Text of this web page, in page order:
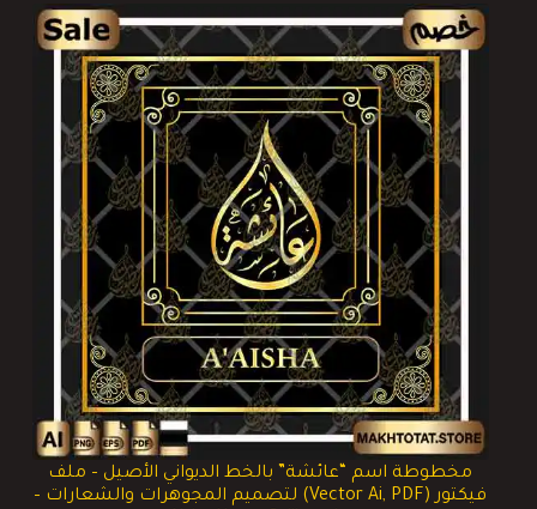
مخطوطة اسم “عائشة” بالخط الديواني الأصيل – ملف
فيكتور (Vector Ai, PDF) لتصميم المجوهرات والشعارات –